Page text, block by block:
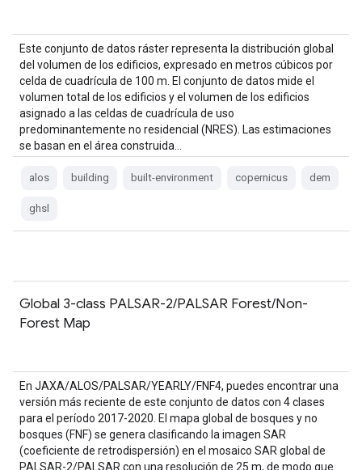
Este conjunto de datos ráster representa la distribución global
del volumen de los edificios, expresado en metros cúbicos por
celda de cuadrícula de 100 m. El conjunto de datos mide el
volumen total de los edificios y el volumen de los edificios
asignado a las celdas de cuadrícula de uso
predominantemente no residencial (NRES). Las estimaciones
se basan en el área construida…
alos building built-environment copernicus dem
ghsl
Global 3-class PALSAR-2/PALSAR Forest/Non-
Forest Map
En JAXA/ALOS/PALSAR/YEARLY/FNF4, puedes encontrar una
versión más reciente de este conjunto de datos con 4 clases
para el período 2017-2020. El mapa global de bosques y no
bosques (FNF) se genera clasificando la imagen SAR
(coeficiente de retrodispersión) en el mosaico SAR global de
PALSAR-2/PALSAR con una resolución de 25 m, de modo que